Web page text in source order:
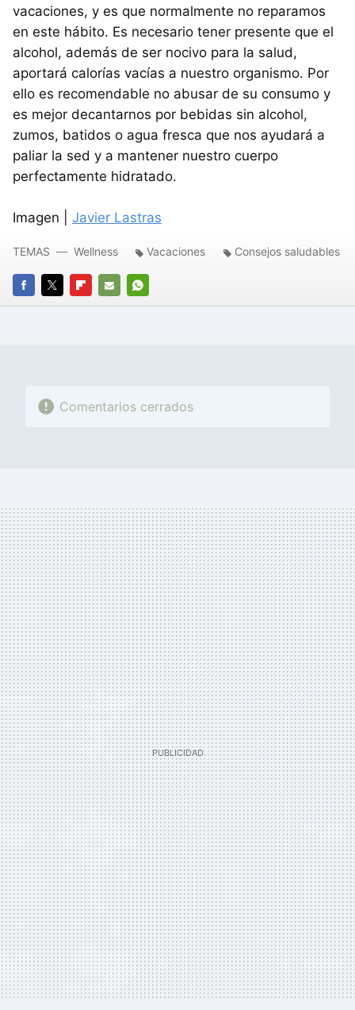
vacaciones, y es que normalmente no reparamos
en este hábito. Es necesario tener presente que el
alcohol, además de ser nocivo para la salud,
aportará calorías vacías a nuestro organismo. Por
ello es recomendable no abusar de su consumo y
es mejor decantarnos por bebidas sin alcohol,
zumos, batidos o agua fresca que nos ayudará a
paliar la sed y a mantener nuestro cuerpo
perfectamente hidratado.
Imagen | Javier Lastras
FACEBOOK
TWITTERFLIPBOARD
E-
WHATSAPP
TEMAS Wellness Vacaciones Consejos saludables
Comentarios cerrados